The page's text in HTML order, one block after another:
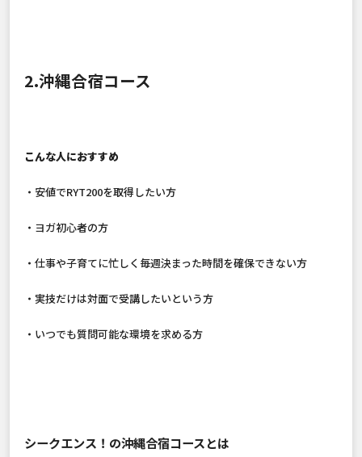
2.沖縄合宿コース
こんな人におすすめ
・安値でRYT200を取得したい方
・ヨガ初心者の方
・仕事や子育てに忙しく毎週決まった時間を確保できない方
・実技だけは対面で受講したいという方
・いつでも質問可能な環境を求める方
シークエンス！の沖縄合宿コースとは